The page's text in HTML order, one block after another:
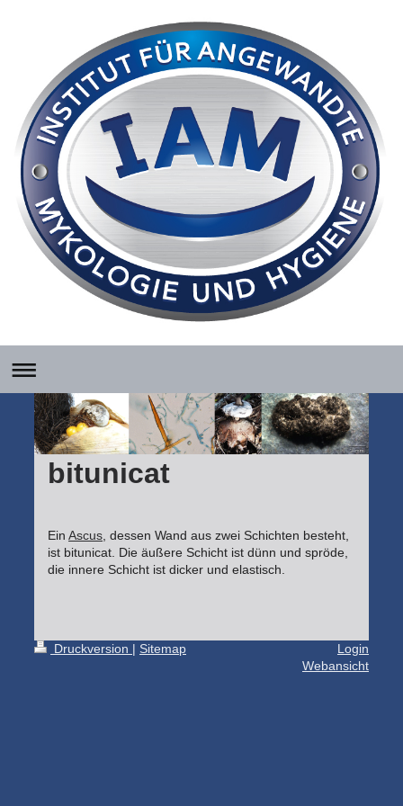
bitunicat
Ein Ascus , dessen Wand aus zwei Schichten besteht,
ist bitunicat. Die äußere Schicht ist dünn und spröde,
die innere Schicht ist dicker und elastisch.
Druckversion | Sitemap
Login
Webansicht